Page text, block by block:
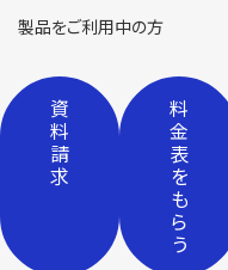
製品をご利用中の方
資
料
請
求
料
金
表
を
も
ら
う